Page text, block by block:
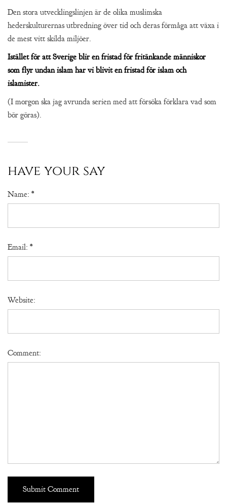
Den stora utvecklingslinjen är de olika muslimska
hederskulturernas utbredning över tid och deras förmåga att växa i
de mest vitt skilda miljöer.
Istället för att Sverige blir en fristad för fritänkande människor
som flyr undan islam har vi blivit en fristad för islam och
islamister.
(I morgon ska jag avrunda serien med att försöka förklara vad som
bör göras).
have your say
Name: *
Email: *
Website:
Comment: